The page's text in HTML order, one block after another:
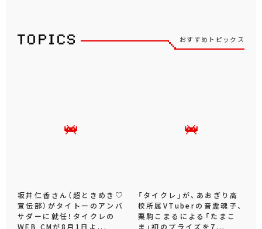
おすすめトピックス
坂井仁香さん（超ときめき♡
宣伝部）がタイトーのアンバ
サダーに就任！タイクレの
WEB CMが8月1日よ...
「タイクレ」が、あおぎり高
校所属VTuberの音霊魂子、
栗駒こまるによる「たまこ
ま」初のプライズを7...